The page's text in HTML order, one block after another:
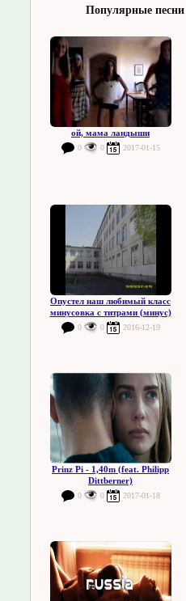
Популярные песни
ой, мама ландыши
0 0 2017-01-15
Опустел наш любимый класс
минусовка с титрами (минус)
0 0 2016-12-19
Prinz Pi - 1,40m (feat. Philipp
Dittberner)
0 0 2017-01-18